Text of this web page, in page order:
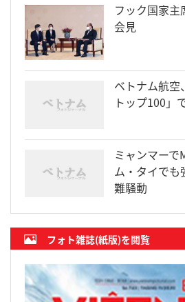
フック国家主
会見
ベトナム航空
トップ100」
ミャンマーで
ム・タイでも
難騒動
フォト雑誌(紙版)を閲覧